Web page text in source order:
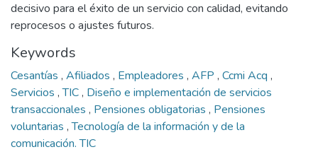
decisivo para el éxito de un servicio con calidad, evitando
reprocesos o ajustes futuros.
Keywords
Cesantías , Afiliados , Empleadores , AFP , Ccmi Acq ,
Servicios ,TIC, Diseño e implementación de servicios
transaccionales , Pensiones obligatorias , Pensiones
voluntarias ,Tecnología de la información y de la
comunicación. TIC